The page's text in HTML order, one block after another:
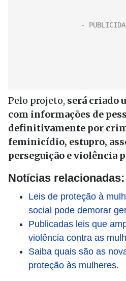
Pelo projeto, será criado
com informações de
definitivamente por
feminicídio, estupro,
perseguição e violência
Notícias relacionadas:
Leis de proteção à
social pode demorar
Publicadas leis que
violência contra as
Saiba quais são as
proteção às mulheres.